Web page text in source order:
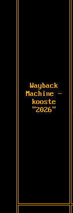
Wayback
Machine -
kooste
"2026"